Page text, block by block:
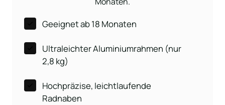
Geeignet ab 18 Monaten
Ultraleichter Aluminiumrahmen (nur
2,8 kg)
Hochpräzise, leichtlaufende
Radnaben